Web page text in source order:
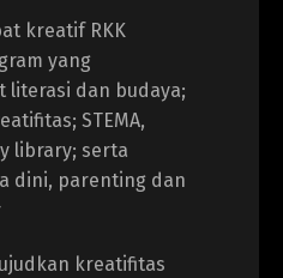
kreatif RKK
yang
literasi dan budaya;
STEMA,
library; serta
dini, parenting dan
kreatifitas